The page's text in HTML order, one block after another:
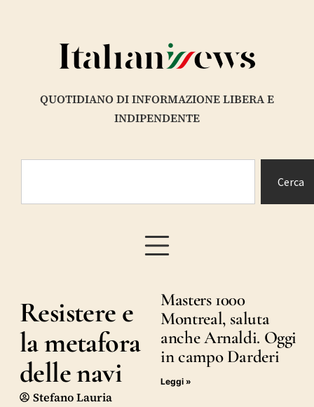
QUOTIDIANO DI INFORMAZIONE LIBERA E
INDIPENDENTE
Cerca
Resistere e
la metafora
delle navi
Stefano Lauria
Masters 1000
Montreal, saluta
anche Arnaldi. Oggi
in campo Darderi
Leggi »